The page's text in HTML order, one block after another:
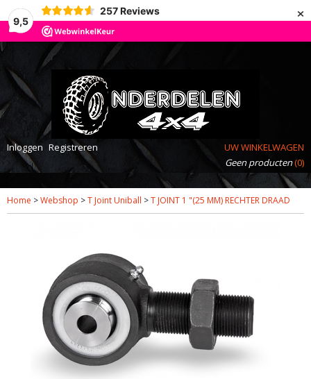
9,5
257 Reviews ×
Inloggen Registreren
UW WINKELWAGEN
Geen producten(0)
Home >Webshop >T Joint Uniball >T JOINT 1 "(25 MM) RECHTER DRAAD